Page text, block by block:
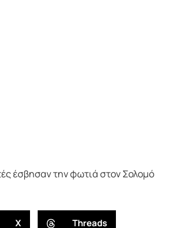
έσβησαν την φωτιά στον Σολομό
X Threads